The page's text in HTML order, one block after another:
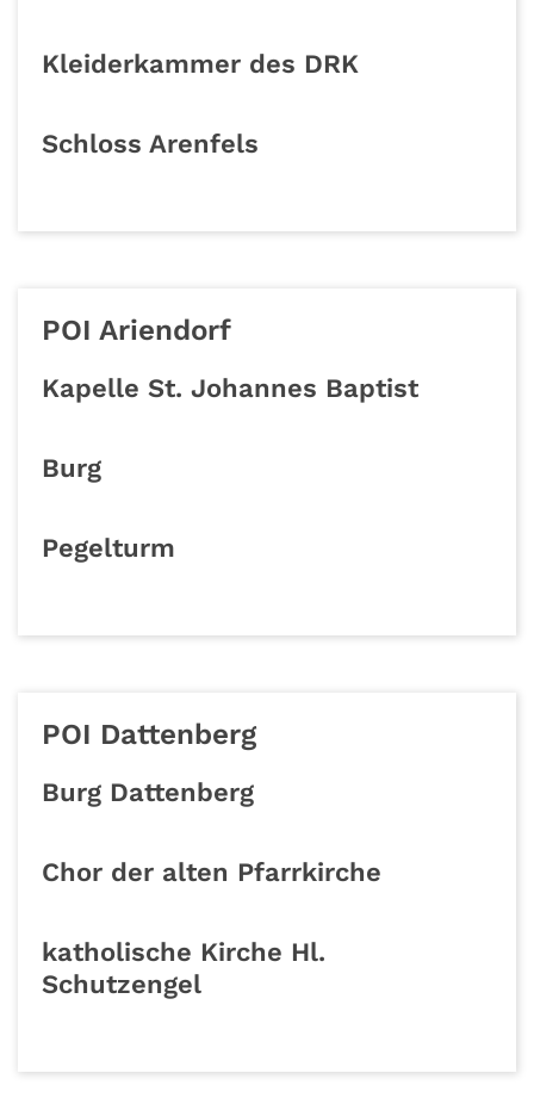
Kleiderkammer des DRK
Schloss Arenfels
POI Ariendorf
Kapelle St. Johannes Baptist
Burg
Pegelturm
POI Dattenberg
Burg Dattenberg
Chor der alten Pfarrkirche
katholische Kirche Hl.
Schutzengel